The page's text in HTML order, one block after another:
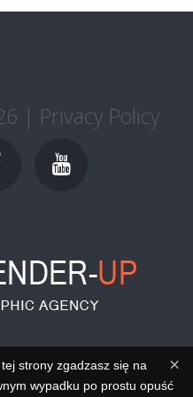
| Privacy Policy
×
strony zgadzasz się na
wypadku po prostu opuść